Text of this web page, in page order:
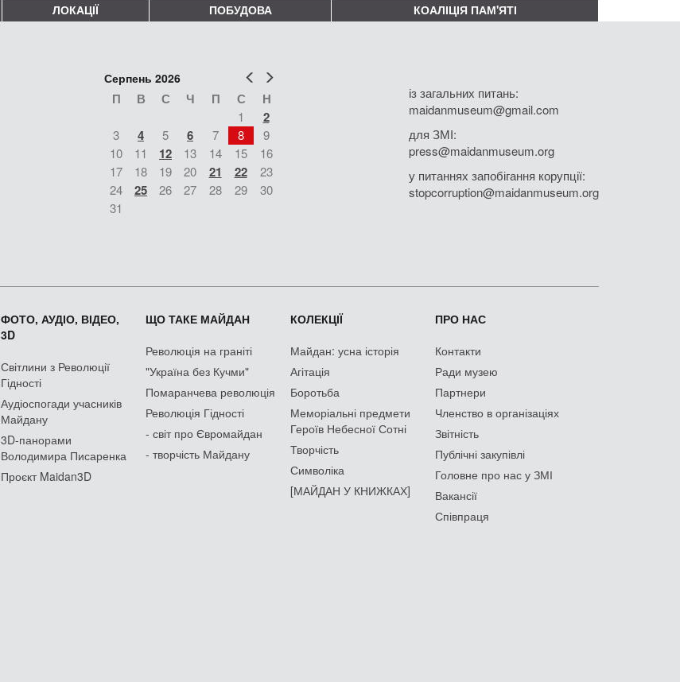
ЛОКАЦІЇ ПОБУДОВА КОАЛІЦІЯ ПАМ'ЯТІ
Попер
Серпень 2026
П В С Ч П С Н
1 2
3 4 5 6 7 8
9
10
11 12 13 14 15
16
17
18 19 20 21 22
23
24
25 26 27 28 29
30
31
із загальних питань:
maidanmuseum@gmail.com
для ЗМІ:
press@maidanmuseum.org
у питаннях запобігання корупції:
stopcorruption@maidanmuseum.org
ФОТО, АУДІО, ВІДЕО,
3D
Світлини з Революції
Гідності
Аудіоспогади учасників
Майдану
3D-панорами
Володимира Писаренка
Проєкт Maidan3D
ЩО ТАКЕ МАЙДАН
Революція на граніті
"Україна без Кучми"
Помаранчева революція
Революція Гідності
- світ про Євромайдан
- творчість Майдану
КОЛЕКЦІЇ
Майдан: усна історія
Агітація
Боротьба
Меморіальні предмети
Героїв Небесної Сотні
Творчість
Символіка
[МАЙДАН У КНИЖКАХ]
ПРО НАС
Контакти
Ради музею
Партнери
Членство в організаціях
Звітність
Публічні закупівлі
Головне про нас у ЗМІ
Вакансії
Співпраця